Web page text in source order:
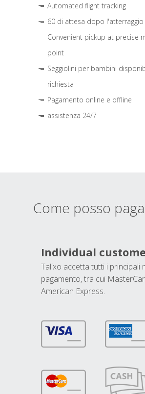
Automated flight tracking
60 di attesa dopo l'atterraggio
Convenient pickup at precise
point
Seggiolini per bambini
richiesta
Pagamento online e offline
assistenza 24/7
Come posso
Individual
Talixo accetta tutti i principali
pagamento, tra cui
American Express.